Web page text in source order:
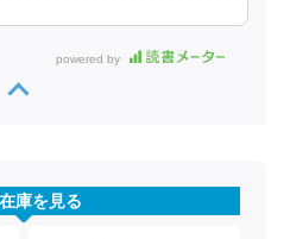
powered by
庫を見る